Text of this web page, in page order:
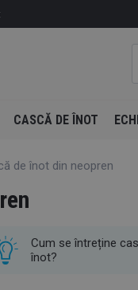
CASCĂ DE ÎNOT
de înot din neopren
Cum se întreține
înot?